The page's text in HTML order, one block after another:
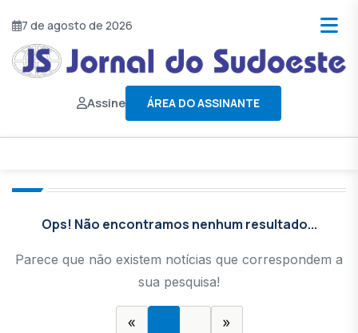
7 de agosto de 2026
Assine ÁREA DO ASSINANTE
Ops! Não encontramos nenhum resultado...
Parece que não existem notícias que correspondem a
sua pesquisa!
« »